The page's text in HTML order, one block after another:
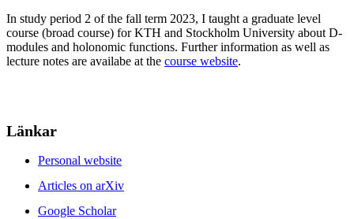
In study period 2 of the fall term 2023, I taught a graduate level
course (broad course) for KTH and Stockholm University about D-
modules and holonomic functions. Further information as well as
lecture notes are availabe at the course website.
Länkar
Personal website
Articles on arXiv
Google Scholar